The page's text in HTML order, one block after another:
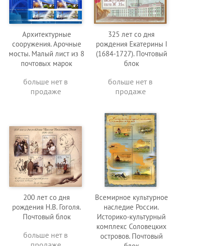
Архитектурные
сооружения. Арочные
мосты. Малый лист из 8
почтовых марок
больше нет в
продаже
325 лет со дня
рождения Екатерины I
(1684-1727). Почтовый
блок
больше нет в
продаже
200 лет со дня
рождения Н.В. Гоголя.
Почтовый блок
больше нет в
Всемирное культурное
наследие России.
Историко-культурный
комплекс Соловецких
островов. Почтовый